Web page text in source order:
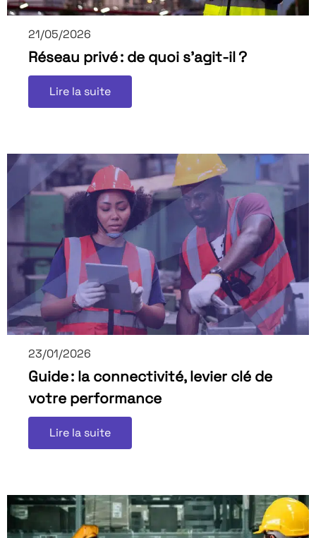
21/05/2026
Réseau privé : de quoi s’agit-il ?
Lire la suite
23/01/2026
Guide : la connectivité, levier clé de
votre performance
Lire la suite